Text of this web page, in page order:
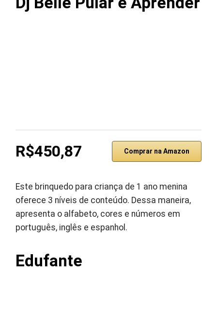
R$450,87 Comprar na Amazon
Este brinquedo para criança de 1 ano menina
oferece 3 níveis de conteúdo. Dessa maneira,
apresenta o alfabeto, cores e números em
português, inglês e espanhol.
Edufante